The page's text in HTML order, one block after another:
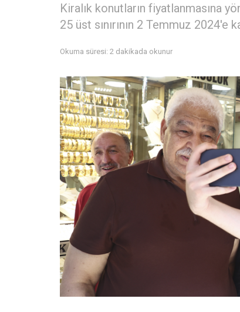
Kiralık konutların fiyatlanmasına
25 üst sınırının 2 Temmuz 2024'e
Okuma süresi: 2 dakikada okunur